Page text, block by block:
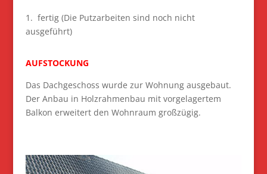
1. fertig (Die Putzarbeiten sind noch nicht
ausgeführt)
AUFSTOCKUNG
Das Dachgeschoss wurde zur Wohnung ausgebaut.
Der Anbau in Holzrahmenbau mit vorgelagertem
Balkon erweitert den Wohnraum großzügig.